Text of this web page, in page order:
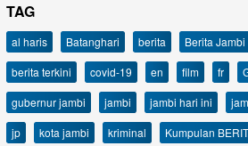
TAG
al haris Batanghari berita Berita
berita terkini
covid-19 en film fr
gubernur jambi
jambi jambi hari ini
jp
kota jambi kriminal
Kumpulan